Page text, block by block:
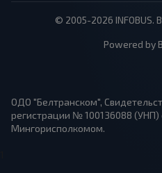
© 2005-2026
Powered by
ОДО "Белтранском",
регистрации № 100136088 (УНП)
Мингорисполкомом.